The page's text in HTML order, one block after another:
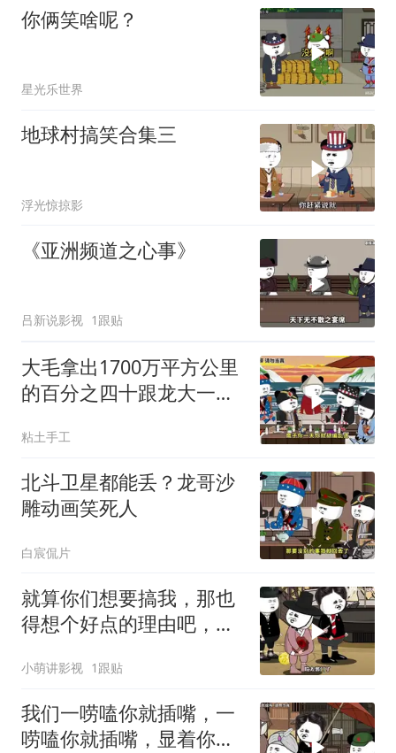
你俩笑啥呢？
星光乐世界
地球村搞笑合集三
浮光惊掠影
《亚洲频道之心事》
吕新说影视 1跟贴
大毛拿出1700万平方公里
的百分之四十跟龙大一起
粘土手工
北斗卫星都能丢？龙哥沙
雕动画笑死人
白宸侃片
就算你们想要搞我，那也
得想个好点的理由吧，这
小萌讲影视 1跟贴
我们一唠嗑你就插嘴，一
唠嗑你就插嘴，显着你